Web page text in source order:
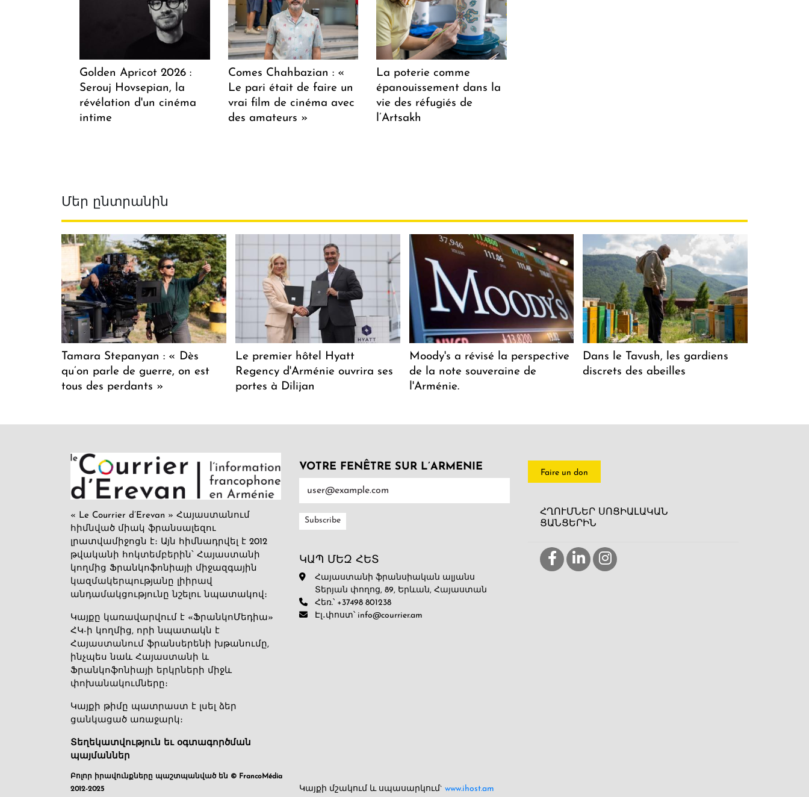
Golden Apricot 2026 :
Serouj Hovsepian, la
révélation d'un cinéma
intime
Comes Chahbazian : «
Le pari était de faire un
vrai film de cinéma avec
des amateurs »
La poterie comme
épanouissement dans la
vie des réfugiés de
l’Artsakh
Մեր ընտրանին
Tamara Stepanyan : « Dès
qu’on parle de guerre, on est
tous des perdants »
Le premier hôtel Hyatt
Regency d'Arménie ouvrira ses
portes à Dilijan
Moody's a révisé la perspective
de la note souveraine de
l'Arménie.
Dans le Tavush, les gardiens
discrets des abeilles
« Le Courrier d’Erevan » Հայաստանում
հիմնված միակ ֆրանսալեզու
լրատվամիջոցն է։ Այն հիմնադրվել է 2012
թվականի հոկտեմբերին՝ Հայաստանի
կողմից Ֆրանկոֆոնիայի միջազգային
կազմակերպությանը լիիրավ
անդամակցությունը նշելու նպատակով։
Կայքը կառավարվում է «ՖրանկոՄեդիա»
ՀԿ-ի կողմից, որի նպատակն է
Հայաստանում ֆրանսերենի խթանումը,
ինչպես նաև Հայաստանի և
Ֆրանկոֆոնիայի երկրների միջև
փոխանակումները։
Կայքի թիմը պատրաստ է լսել ձեր
ցանկացած առաջարկ։
Տեղեկատվություն եւ օգտագործման
պայմաններ
Բոլոր իրավունքները պաշտպանված են © FrancoMédia
2012-2025
VOTRE FENÊTRE SUR L’ARMENIE
ԿԱՊ ՄԵԶ ՀԵՏ
Հայաստանի ֆրանսիական ալյանս
Տերյան փողոց, 89, Երևան, Հայաստան
Հեռ.՝ +37498 801238
Էլ․փոստ՝ info@courrier.am
Կայքի մշակում և սպասարկում` www.ihost.am
Faire un don
ՀՂՈՒՄՆԵՐ ՍՈՑԻԱԼԱԿԱՆ
ՑԱՆՑԵՐԻՆ